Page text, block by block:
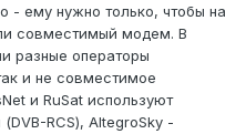
- ему нужно только, чтобы на
совместимый модем. В
разные операторы
и не совместимое
и RuSat используют
RCS), AltegroSky -